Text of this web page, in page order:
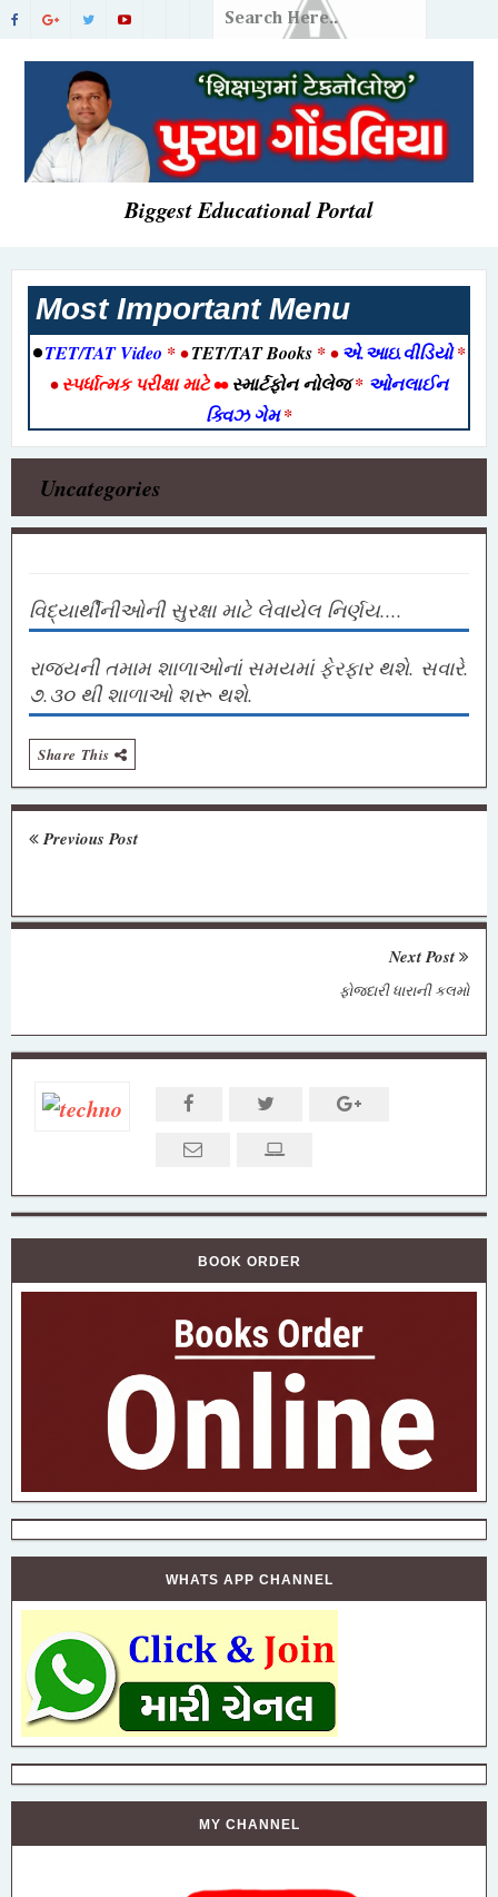
Biggest Educational Portal
Most Important Menu
•TET/TAT Video * •TET/TAT Books * •એ.આઇ.વીડિયો*
•સ્પર્ધાત્મક પરીક્ષા માટે••સ્માર્ટફોન નોલેજ* ઓનલાઈન
ક્વિઝ ગેમ*
Uncategories
વિદ્યાર્થીનીઓની સુરક્ષા માટે લેવાયેલ નિર્ણય....
રાજ્યની તમામ શાળાઓનાં સમયમાં ફેરફાર થશે. સવારે.
૭.૩૦ થી શાળાઓ શરૂ થશે.
Share This
Previous Post
Next Post
ફોજદારી ધારાની કલમો
BOOK ORDER
WHATS APP CHANNEL
MY CHANNEL